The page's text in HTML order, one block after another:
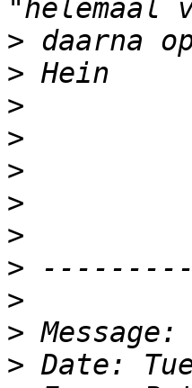
>
>
>
>
>
>
>
>
>
>
>